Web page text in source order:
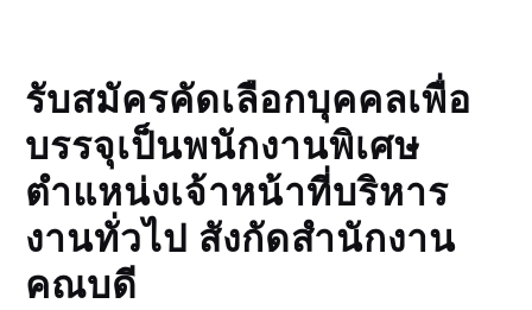
รับสมัครคัดเลือกบุคคลเพื่อ
บรรจุเป็นพนักงานพิเศษ
ตำแหน่งเจ้าหน้าที่บริหาร
งานทั่วไป สังกัดสำนักงาน
คณบดี